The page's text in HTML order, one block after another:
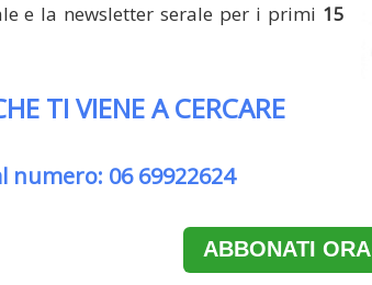
e la newsletter serale per i primi 15
TI VIENE A CERCARE
06 69922624
ABBONATI ORA